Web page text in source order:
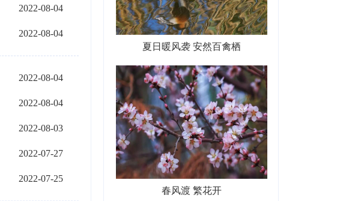
2022-08-04
2022-08-04
2022-08-04
2022-08-04
2022-08-03
2022-07-27
2022-07-25
夏日暖风袭 安然百禽栖
春风渡 繁花开